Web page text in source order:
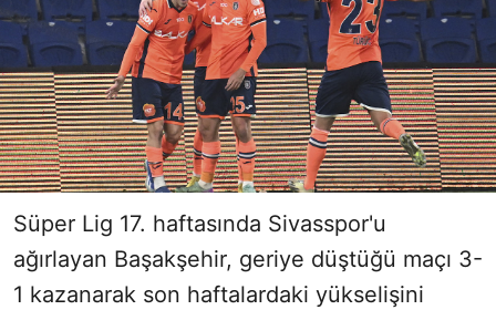
Süper Lig 17. haftasında Sivasspor'u
ağırlayan Başakşehir, geriye düştüğü maçı 3-
1 kazanarak son haftalardaki yükselişini